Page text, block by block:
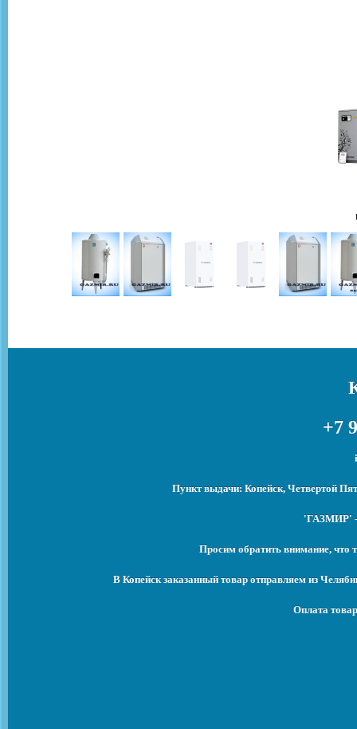
+7
Пункт выдачи: Копейск, Четвертой
'ГАЗМИР' -
Просим обратить внимание, что
В Копейск заказанный товар отправляем из
Оплата